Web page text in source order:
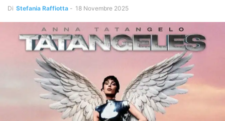
Di Stefania Raffiotta - 18 Novembre 2025